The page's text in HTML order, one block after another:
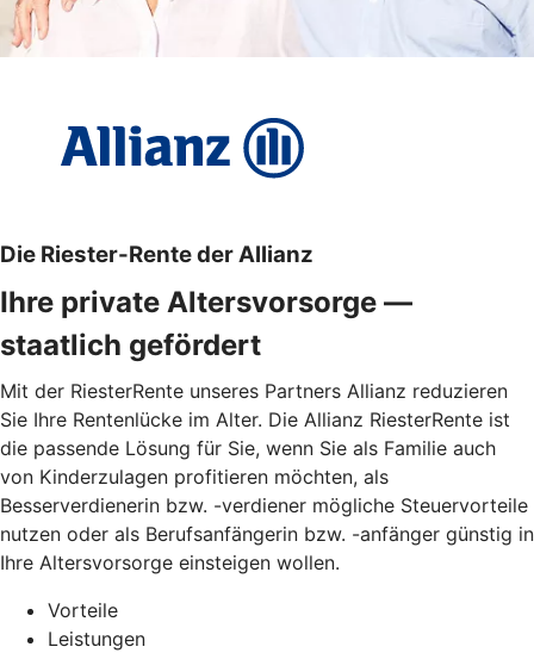
Die Riester-Rente der Allianz
Ihre private Altersvorsorge —
staatlich gefördert
Mit der RiesterRente unseres Partners Allianz reduzieren
Sie Ihre Rentenlücke im Alter. Die Allianz RiesterRente ist
die passende Lösung für Sie, wenn Sie als Familie auch
von Kinderzulagen profitieren möchten, als
Besserverdienerin bzw. -verdiener mögliche Steuervorteile
nutzen oder als Berufsanfängerin bzw. -anfänger günstig in
Ihre Altersvorsorge einsteigen wollen.
Vorteile
Leistungen